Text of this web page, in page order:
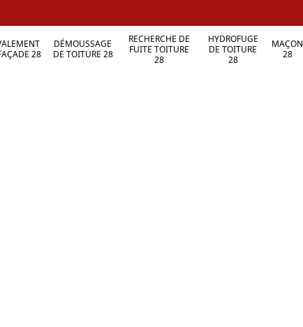
28
DÉMOUSSAGE
DE TOITURE 28
RECHERCHE DE
FUITE TOITURE
28
HYDROFUGE
DE TOITURE
28
MAÇON
28